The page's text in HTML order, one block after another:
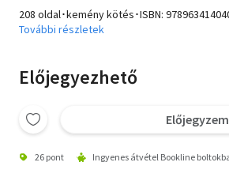
208 oldal･kemény kötés･ISBN:
További részletek
Előjegyezhető
Előjegyzem
26 pont Ingyenes átvétel Bookline